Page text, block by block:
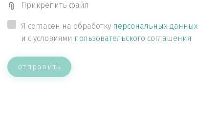
Прикрепить файл
Я согласен на обработку персональных данных
и с условиями пользовательского соглашения
отправить